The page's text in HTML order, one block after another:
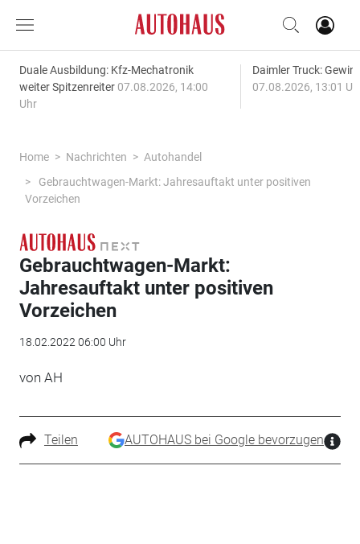
Duale Ausbildung: Kfz-Mechatronik
weiter Spitzenreiter 07.08.2026, 14:00
Uhr
Daimler Truck:
07.08.2026, 13:01
Home Nachrichten
Autohandel
Gebrauchtwagen-Markt: Jahresauftakt unter positiven
Vorzeichen
Gebrauchtwagen-Markt:
Jahresauftakt unter positiven
Vorzeichen
18.02.2022 06:00 Uhr
von AH
Teilen AUTOHAUS bei Google bevorzugen